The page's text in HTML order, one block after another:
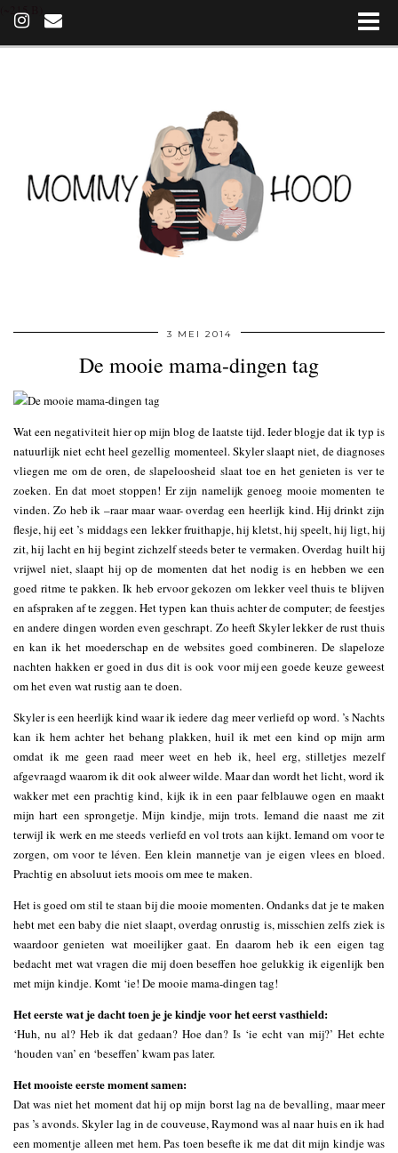
(~215 B)
3 MEI 2014
De mooie mama-dingen tag
Wat een negativiteit hier op mijn blog de laatste tijd. Ieder blogje dat ik typ is
natuurlijk niet echt heel gezellig momenteel. Skyler slaapt niet, de diagnoses
vliegen me om de oren, de slapeloosheid slaat toe en het genieten is ver te
zoeken. En dat moet stoppen! Er zijn namelijk genoeg mooie momenten te
vinden. Zo heb ik –raar maar waar- overdag een heerlijk kind. Hij drinkt zijn
flesje, hij eet ’s middags een lekker fruithapje, hij kletst, hij speelt, hij ligt, hij
zit, hij lacht en hij begint zichzelf steeds beter te vermaken. Overdag huilt hij
vrijwel niet, slaapt hij op de momenten dat het nodig is en hebben we een
goed ritme te pakken. Ik heb ervoor gekozen om lekker veel thuis te blijven
en afspraken af te zeggen. Het typen kan thuis achter de computer; de feestjes
en andere dingen worden even geschrapt. Zo heeft Skyler lekker de rust thuis
en kan ik het moederschap en de websites goed combineren. De slapeloze
nachten hakken er goed in dus dit is ook voor mij een goede keuze geweest
om het even wat rustig aan te doen.
Skyler is een heerlijk kind waar ik iedere dag meer verliefd op word. ’s Nachts
kan ik hem achter het behang plakken, huil ik met een kind op mijn arm
omdat ik me geen raad meer weet en heb ik, heel erg, stilletjes mezelf
afgevraagd waarom ik dit ook alweer wilde. Maar dan wordt het licht, word ik
wakker met een prachtig kind, kijk ik in een paar felblauwe ogen en maakt
mijn hart een sprongetje. Mijn kindje, mijn trots. Iemand die naast me zit
terwijl ik werk en me steeds verliefd en vol trots aan kijkt. Iemand om voor te
zorgen, om voor te léven. Een klein mannetje van je eigen vlees en bloed.
Prachtig en absoluut iets moois om mee te maken.
Het is goed om stil te staan bij die mooie momenten. Ondanks dat je te maken
hebt met een baby die niet slaapt, overdag onrustig is, misschien zelfs ziek is
waardoor genieten wat moeilijker gaat. En daarom heb ik een eigen tag
bedacht met wat vragen die mij doen beseffen hoe gelukkig ik eigenlijk ben
met mijn kindje. Komt ‘ie! De mooie mama-dingen tag!
Het eerste wat je dacht toen je je kindje voor het eerst vasthield:
‘Huh, nu al? Heb ik dat gedaan? Hoe dan? Is ‘ie echt van mij?’ Het echte
‘houden van’ en ‘beseffen’ kwam pas later.
Het mooiste eerste moment samen:
Dat was niet het moment dat hij op mijn borst lag na de bevalling, maar meer
pas ’s avonds. Skyler lag in de couveuse, Raymond was al naar huis en ik had
een momentje alleen met hem. Pas toen besefte ik me dat dit mijn kindje was